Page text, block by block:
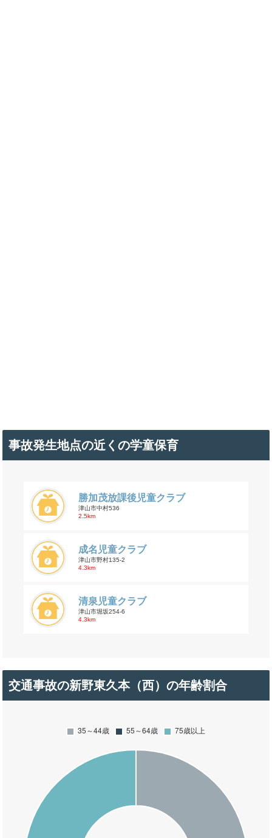
事故発生地点の近くの学童保育
勝加茂放課後児童クラブ
津山市中村536
2.5km
成名児童クラブ
津山市野村135-2
4.3km
清泉児童クラブ
津山市堀坂254-6
4.3km
交通事故の新野東久本（西）の年齢割合